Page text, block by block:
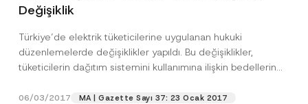
Değişiklik
Türkiye’de elektrik tüketicilerine uygulanan hukuki
düzenlemelerde değişiklikler yapıldı. Bu değişiklikler,
tüketicilerin dağıtım sistemini kullanımına ilişkin bedellerin
tanımlanmasına... [Devamını Oku]
06/03/2017
MA | Gazette Sayı 37: 23 Ocak 2017